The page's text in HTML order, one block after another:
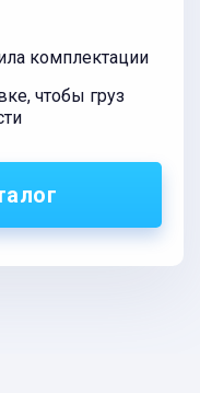
комплектации
чтобы груз